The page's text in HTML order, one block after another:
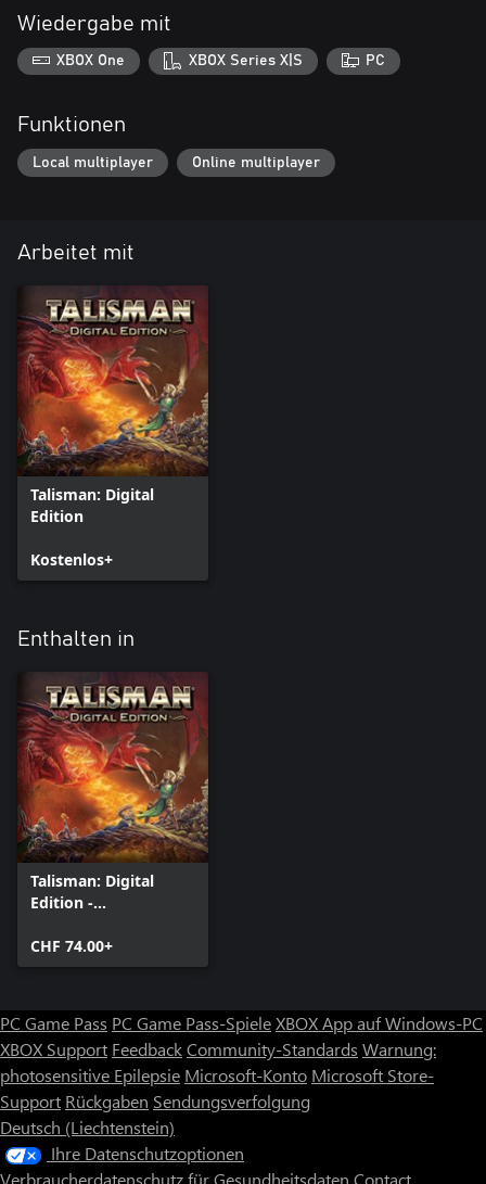
Du darfst im Wald 1 zu deiner Augenzahl addieren.
Wiedergabe mit
XBOX One XBOX Series X|S PC
Funktionen
Local multiplayer Online multiplayer
Arbeitet mit
Talisman: Digital
Edition
Kostenlos+
Enthalten in
Talisman: Digital
Edition -
CHF 74.00+
PC Game Pass PC Game Pass-SpieleXBOX App auf Windows-PC
XBOX Support FeedbackCommunity-Standards Warnung:
photosensitive Epilepsie Microsoft-Konto Microsoft Store-
Support Rückgaben Sendungsverfolgung
Deutsch (Liechtenstein)
Ihre Datenschutzoptionen
Verbraucherdatenschutz für Gesundheitsdaten Contact